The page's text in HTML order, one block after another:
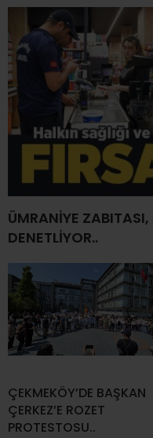
ÜMRANİYE ZABITASI,
DENETLİYOR..
ÇEKMEKÖY’DE BAŞKAN
ÇERKEZ’E ROZET
PROTESTOSU..